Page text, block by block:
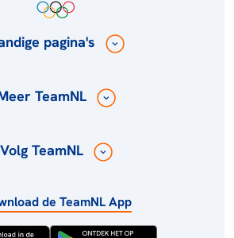
pagina's
TeamNL
Volg TeamNL
de TeamNL App